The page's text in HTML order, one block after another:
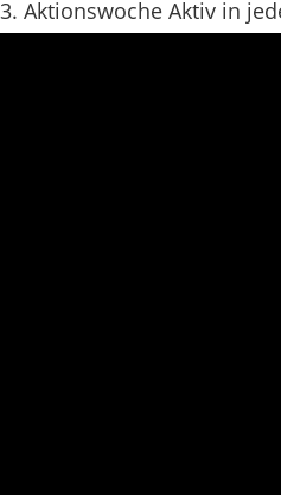
3. Aktionswoche Aktiv in